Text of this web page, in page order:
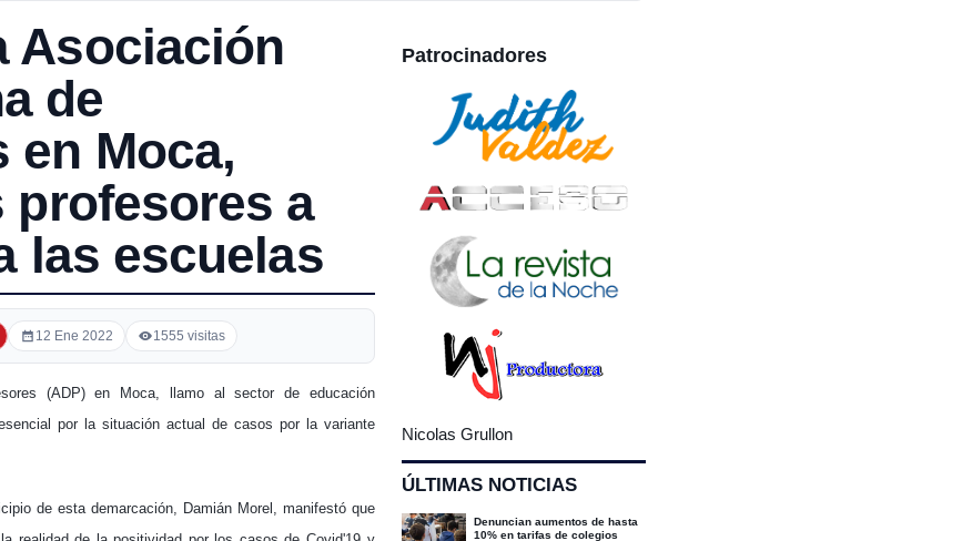
Asociación
de
en Moca,
profesores a
las escuelas
12 Ene 2022 1555 visitas
(ADP) en Moca, llamo al sector de educación
por la situación actual de casos por la variante
de esta demarcación, Damián Morel, manifestó que
Patrocinadores
Nicolas Grullon
ÚLTIMAS NOTICIAS
Denuncian aumentos de hasta
10% en tarifas de colegios